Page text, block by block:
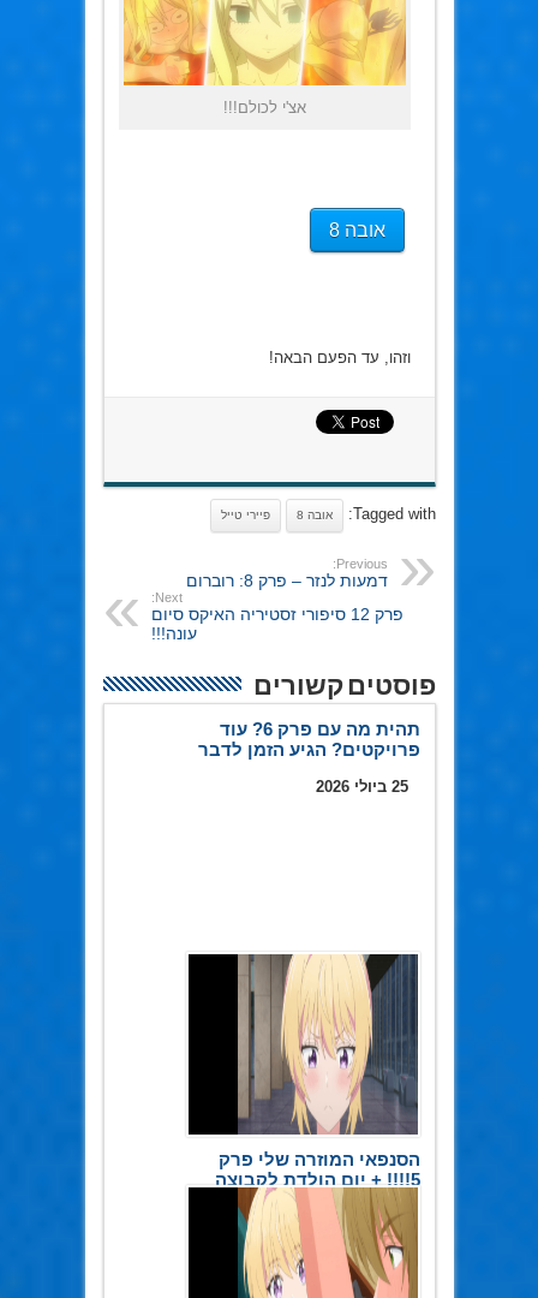
אצ'י לכולם!!!
אובה 8
וזהו, עד הפעם הבאה!
Tagged with: אובה 8 פיירי טייל
Previous:
דמעות לנזר – פרק 8: רוברום
Next:
פרק 12 סיפורי זסטיריה האיקס סיום
עונה!!!
פוסטים קשורים
תהית מה עם פרק 6? עוד
פרויקטים? הגיע הזמן לדבר
25 ביולי 2026
הסנפאי המוזרה שלי פרק
5!!!! + יום הולדת לקבוצה
20 במאי 2026